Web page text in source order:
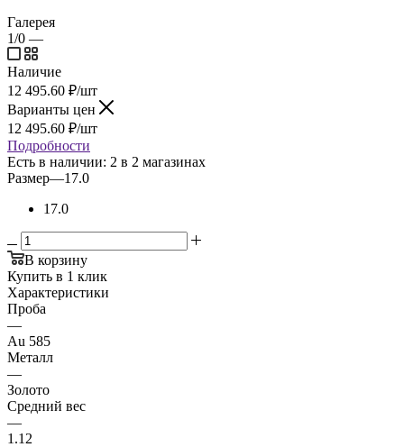
Галерея
1/0 —
Наличие
12 495.60 ₽/шт
Варианты цен
12 495.60 ₽/шт
Подробности
Есть в наличии: 2 в 2 магазинах
Размер—17.0
17.0
В корзину
Купить в 1 клик
Характеристики
Проба
—
Au 585
Металл
—
Золото
Средний вес
—
1.12